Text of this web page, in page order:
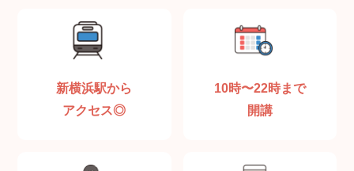
新横浜駅から
アクセス◎
10時〜22時まで
開講